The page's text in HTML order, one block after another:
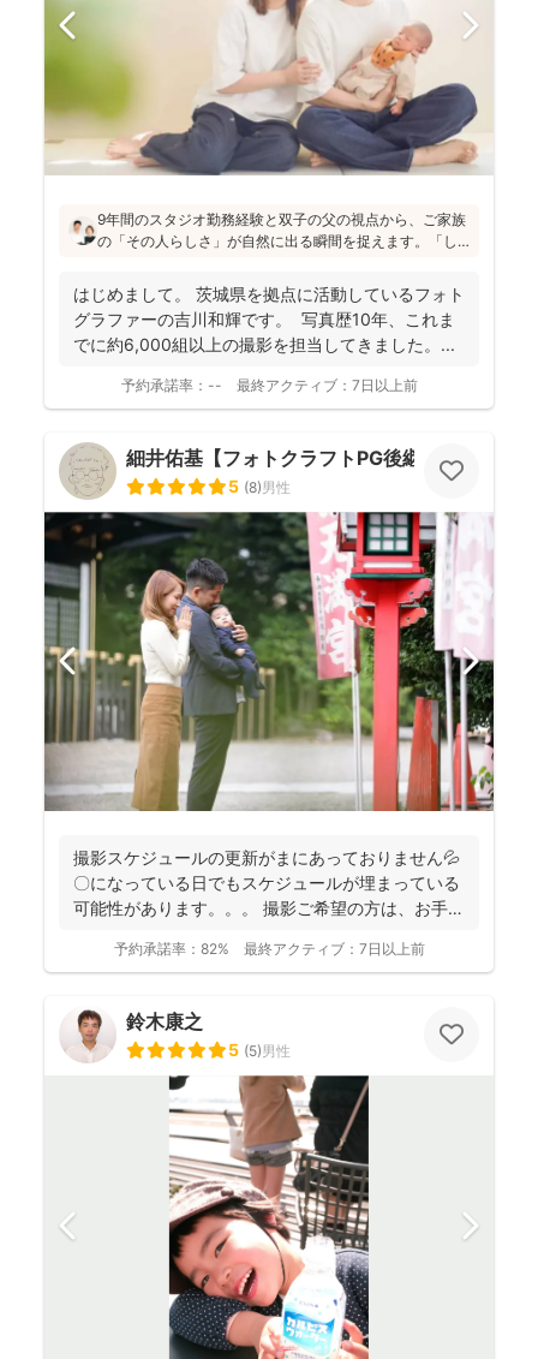
9年間のスタジオ勤務経験と双子の父の視点から、ご家族
の「その人らしさ」が自然に出る瞬間を捉えます。「し
ても「楽しかった！」と気持ちがよみがえる写真を残す
ことを、心がけて活動されていらっしゃいます！
はじめまして。 茨城県を拠点に活動しているフォト
グラファーの吉川和輝です。 写真歴10年、これま
でに約6,000組以上の撮影を担当してきました。 ...
予約承諾率： -- 最終アクティブ： 7日以上前
細井佑基【フォトクラフトPG後継ぎ】
5 (8)男性
撮影スケジュールの更新がまにあっておりません💦
〇になっている日でもスケジュールが埋まっている
可能性があります。。。 撮影ご希望の方は、お手数
予約承諾率： 82% 最終アクティブ： 7日以上前
鈴木康之
5 (5)男性